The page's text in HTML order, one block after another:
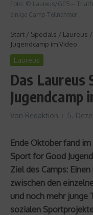
Foto: © Laureus/GES --
einige Camp-Teilnehmer
Start / Specials / Laureus /
Jugendcamp im Video
Laureus
Das Laureus
Jugendcamp
Von Redaktion 5.
Ende Oktober fand im
Sport for Good
Ziel des Camps:
zwischen den
und noch mehr junge
sozialen